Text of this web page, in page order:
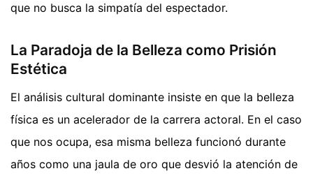
que no busca la simpatía del espectador.
La Paradoja de la Belleza como Prisión
Estética
El análisis cultural dominante insiste en que la belleza
física es un acelerador de la carrera actoral. En el caso
que nos ocupa, esa misma belleza funcionó durante
años como una jaula de oro que desvió la atención de